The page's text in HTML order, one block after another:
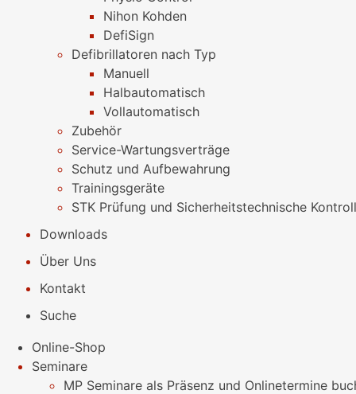
Nihon Kohden
DefiSign
Defibrillatoren nach Typ
Manuell
Halbautomatisch
Vollautomatisch
Zubehör
Service-Wartungsverträge
Schutz und Aufbewahrung
Trainingsgeräte
STK Prüfung und Sicherheitstechnische
Downloads
Über Uns
Kontakt
Suche
Online-Shop
Seminare
MP Seminare als Präsenz und Onlinetermine